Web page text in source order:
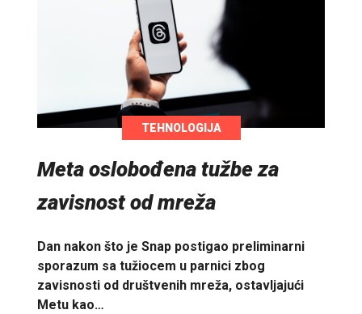
TEHNOLOGIJA
Meta oslobođena tužbe za
zavisnost od mreža
Dan nakon što je Snap postigao preliminarni
sporazum sa tužiocem u parnici zbog
zavisnosti od društvenih mreža, ostavljajući
Metu kao…